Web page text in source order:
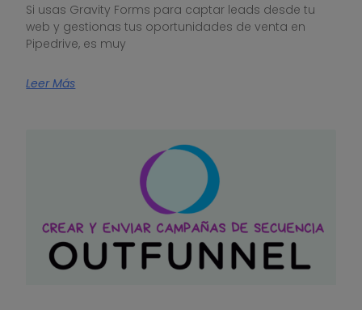
Si usas Gravity Forms para captar leads desde tu
web y gestionas tus oportunidades de venta en
Pipedrive, es muy
Leer Más